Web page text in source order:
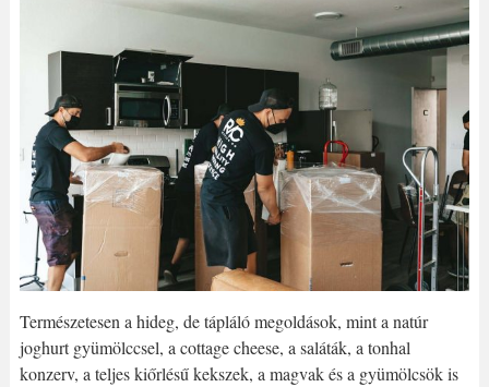
Természetesen a hideg, de tápláló megoldások, mint a natúr
joghurt gyümölccsel, a cottage cheese, a saláták, a tonhal
konzerv, a teljes kiőrlésű kekszek, a magvak és a gyümölcsök is